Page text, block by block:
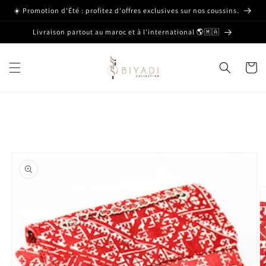
et passer
contenu
☀️ Promotion d'Été : profitez d'offres exclusives sur nos coussins.
Livraison partout au maroc et à l’international 🌎🇲🇦
Panier